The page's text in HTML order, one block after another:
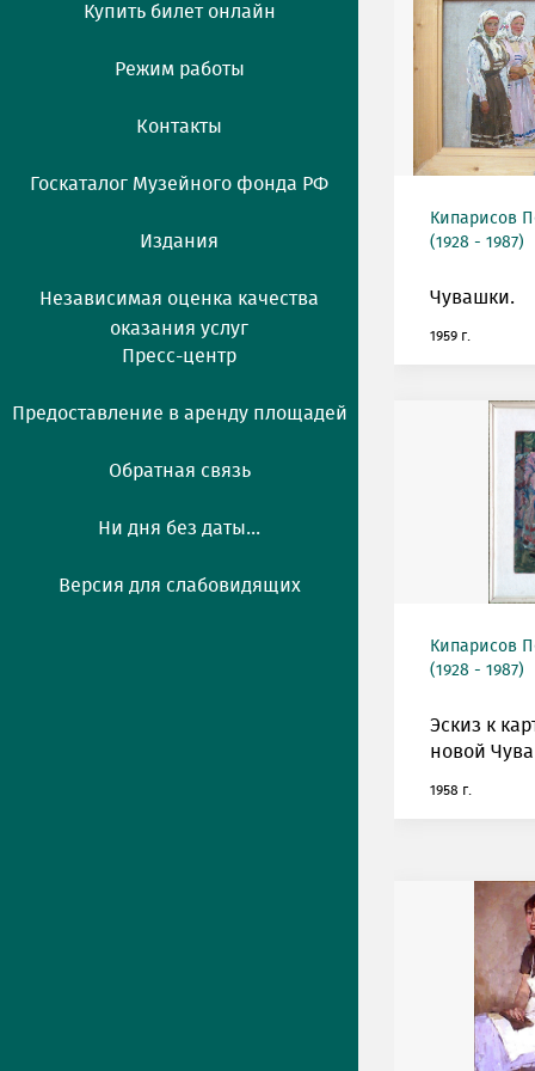
Купить билет онлайн
Режим работы
Контакты
Госкаталог Музейного фонда РФ
Издания
Независимая оценка качества
оказания услуг
Пресс-центр
Предоставление в аренду площадей
Обратная связь
Ни дня без даты...
Версия для слабовидящих
Кипарисов
(1928 - 1987)
Чувашки.
1959 г.
Кипарисов
(1928 - 1987)
Эскиз к
новой
1958 г.